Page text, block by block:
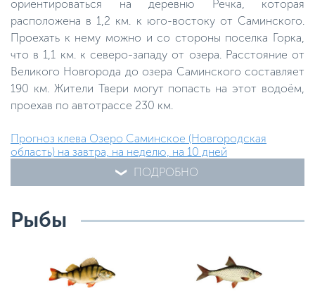
ориентироваться на деревню Речка, которая
расположена в 1,2 км. к юго-востоку от Саминского.
Проехать к нему можно и со стороны поселка Горка,
что в 1,1 км. к северо-западу от озера. Расстояние от
Великого Новгорода до озера Саминского составляет
190 км. Жители Твери могут попасть на этот водоём,
проехав по автотрассе 230 км.
Прогноз клева Озеро Саминское (Новгородская
область) на завтра, на неделю, на 10 дней
ПОДРОБНО
Рыбы